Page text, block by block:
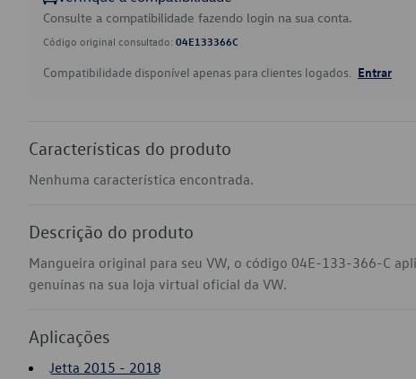
Consulte a compatibilidade fazendo login na sua conta.
Código original consultado: 04E133366C
Compatibilidade disponível apenas para clientes logados. Entrar
Características do produto
Nenhuma característica encontrada.
Descrição do produto
Mangueira original para seu VW, o código 04E-133-366-C
genuínas na sua loja virtual oficial da VW.
Aplicações
Jetta 2015 - 2018